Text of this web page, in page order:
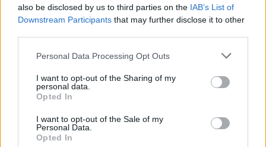
also be disclosed by us to third parties on the IAB’s List of
Downstream Participants that may further disclose it to other
Please note that this website/app uses one or more Google
not limited to your visit or usage behaviour. You may click to
grant or deny consent to Google and its third-party tags to
use your data for below specified purposes in below Google
consent section.
Personal Data Processing Opt Outs
I want to opt-out of the Sharing of my
personal data.
Opted In
I want to opt-out of the Sale of my
Personal Data.
Opted In
PEOPLE NEWS